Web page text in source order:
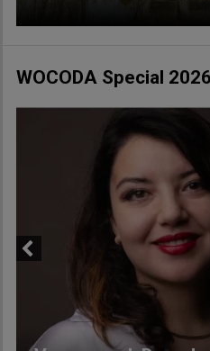
WOCODA Special 2026